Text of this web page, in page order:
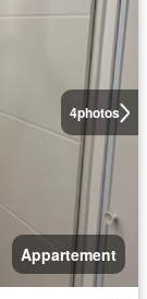
4photos
Appartement